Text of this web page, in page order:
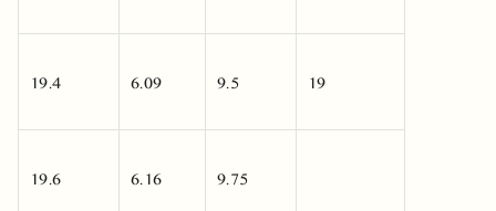
19.4 6.09 9.5 19
19.6 6.16 9.75